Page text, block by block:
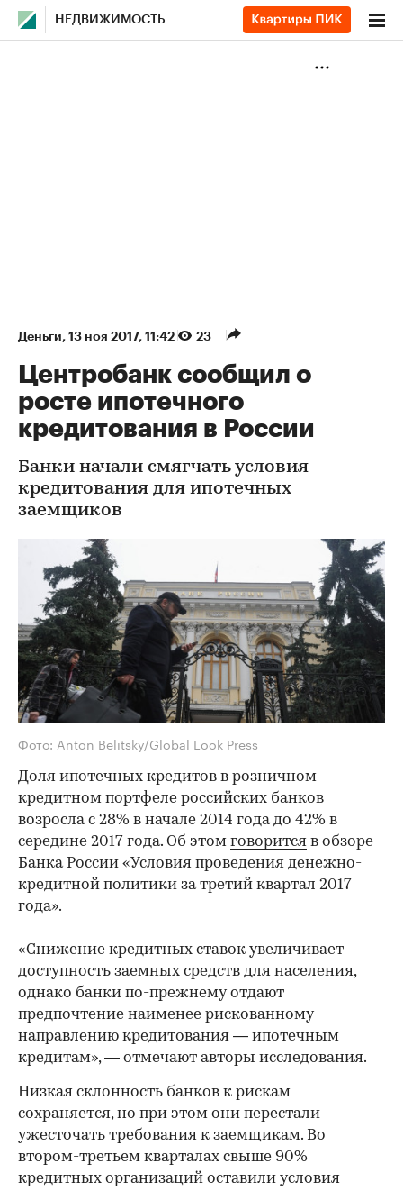
НЕДВИЖИМОСТЬ
Деньги⁠, 13 ноя 2017, 11:42 23
Центробанк сообщил о
росте ипотечного
кредитования в России
Банки начали смягчать условия
кредитования для ипотечных
заемщиков
Фото: Anton Belitsky/Global Look Press
Доля ипотечных кредитов в розничном
кредитном портфеле российских банков
возросла с 28% в начале 2014 года до 42% в
середине 2017 года. Об этом говорится в обзоре
Банка России «Условия проведения денежно-
кредитной политики за третий квартал 2017
года».
«Снижение кредитных ставок увеличивает
доступность заемных средств для населения,
однако банки по-прежнему отдают
предпочтение наименее рискованному
направлению кредитования — ипотечным
кредитам», — отмечают авторы исследования.
Низкая склонность банков к рискам
сохраняется, но при этом они перестали
ужесточать требования к заемщикам. Во
втором-третьем кварталах свыше 90%
кредитных организаций оставили условия